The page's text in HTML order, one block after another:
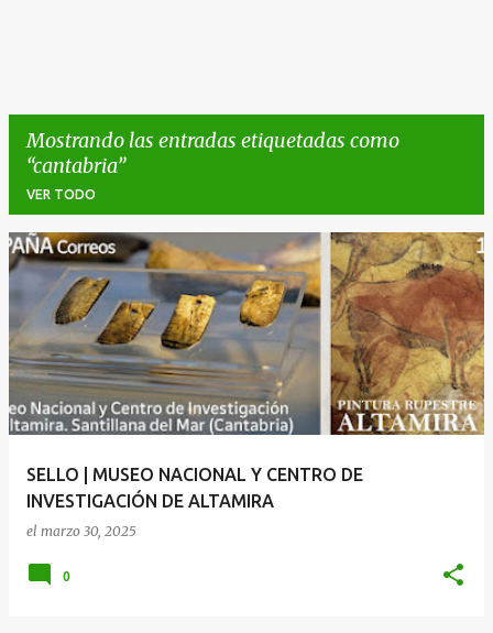
Mostrando las entradas etiquetadas como
cantabria
VER TODO
E
n
t
r
d
SELLO | MUSEO NACIONAL Y CENTRO DE
INVESTIGACIÓN DE ALTAMIRA
el marzo 30, 2025
0